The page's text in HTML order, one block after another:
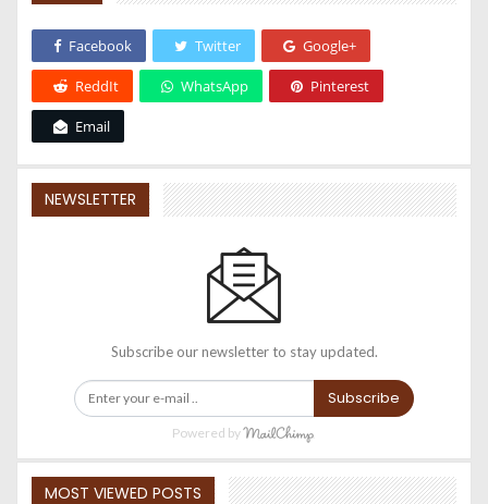
Facebook Twitter Google+
ReddIt WhatsApp Pinterest
Email
NEWSLETTER
Subscribe our newsletter to stay updated.
Subscribe
Powered by
MOST VIEWED POSTS